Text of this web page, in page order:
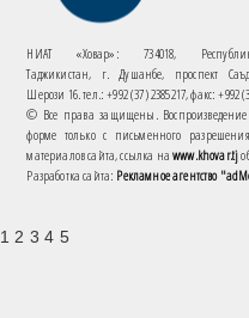
НИАТ «Ховар»: 734018,
Таджикистан, г. Душанбе, проспект
Шерози 16. тел.: +992 (37) 2385217, факс: +992
© Все права защищены.
форме только с письменного разрешения
материалов сайта, ссылка наwww.khovar.tj
Разработка сайта: Рекламное агентство
1 2 3 4 5